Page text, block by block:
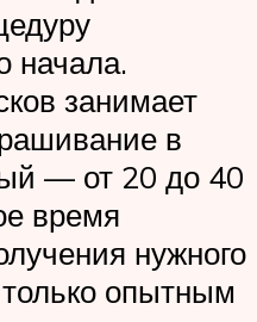
начала.
занимает
в
— от 20 до 40
время
нужного
опытным